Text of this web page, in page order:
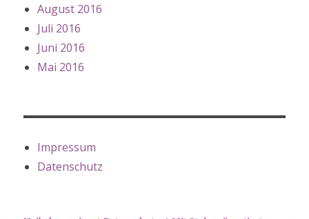
August 2016
Juli 2016
Juni 2016
Mai 2016
Impressum
Datenschutz